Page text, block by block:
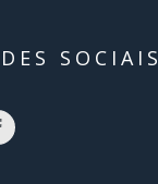
SOCIAIS